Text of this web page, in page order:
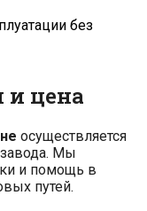
без
и цена
осуществляется
Мы
и помощь в
путей.